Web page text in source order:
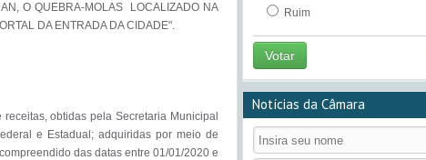
O QUEBRA-MOLAS  LOCALIZADO NA
DA ENTRADA DA CIDADE".
obtidas pela Secretaria Municipal
e Estadual; adquiridas por meio de
das datas entre 01/01/2020 e
Ruim
Votar
Notícias da Câmara